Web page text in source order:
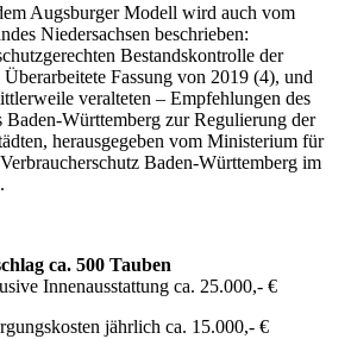
Augsburger Modell wird auch vom
Niedersachsen beschrieben:
Bestandskontrolle der
Fassung von 2019 (4), und
veralteten – Empfehlungen des
Baden-Württemberg zur Regulierung der
herausgegeben vom Ministerium für
Baden-Württemberg im
ca. 500 Tauben
Innenausstattung ca. 25.000,- €
jährlich ca. 15.000,- €